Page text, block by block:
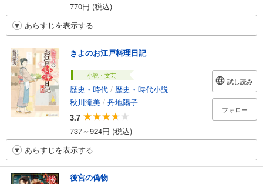
770円 (税込)
あらすじを表示する
きよのお江戸料理日記
小説・文芸
歴史・時代 / 歴史・時代小説
秋川滝美 / 丹地陽子
3.7
737～924円 (税込)
試し読み
フォロー
あらすじを表示する
後宮の偽物